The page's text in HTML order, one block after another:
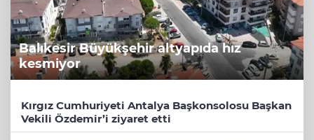
Balıkesir Büyükşehir altyapıda hız
kesmiyor
Kırgız Cumhuriyeti Antalya Başkonsolosu Başkan
Vekili Özdemir’i ziyaret etti